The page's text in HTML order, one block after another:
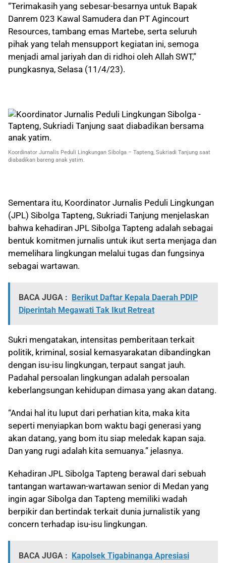
“Terimakasih yang sebesar-besarnya untuk Bapak
Danrem 023 Kawal Samudera dan PT Agincourt
Resources, tambang emas Martebe, serta seluruh
pihak yang telah mensupport kegiatan ini, semoga
menjadi amal jariyah dan di ridhoi oleh Allah SWT,”
pungkasnya, Selasa (11/4/23).
Koordinator Jurnalis Peduli Lingkungan Sibolga – Tapteng, Sukriadi Tanjung saat
diabadikan bareng anak yatim.
Sementara itu, Koordinator Jurnalis Peduli Lingkungan
(JPL) Sibolga Tapteng, Sukriadi Tanjung menjelaskan
bahwa kehadiran JPL Sibolga Tapteng adalah sebagai
bentuk komitmen jurnalis untuk ikut serta menjaga dan
memelihara lingkungan melalui tugas dan fungsinya
sebagai wartawan.
BACA JUGA : Berikut Daftar Kepala Daerah PDIP
Diperintah Megawati Tak Ikut Retreat
Sukri mengatakan, intensitas pemberitaan terkait
politik, kriminal, sosial kemasyarakatan dibandingkan
dengan isu-isu lingkungan, terpaut sangat jauh.
Padahal persoalan lingkungan adalah persoalan
keberlangsungan kehidupan dimasa yang akan datang.
“Andai hal itu luput dari perhatian kita, maka kita
seperti menyiapkan bom waktu bagi generasi yang
akan datang, yang bom itu siap meledak kapan saja.
Dan yang rugi adalah kita semuanya.” jelasnya.
Kehadiran JPL Sibolga Tapteng berawal dari sebuah
tantangan wartawan-wartawan senior di Medan yang
ingin agar Sibolga dan Tapteng memiliki wadah
berpikir dan bertindak terkait dunia jurnalistik yang
concern terhadap isu-isu lingkungan.
BACA JUGA : Kapolsek Tigabinanga Apresiasi